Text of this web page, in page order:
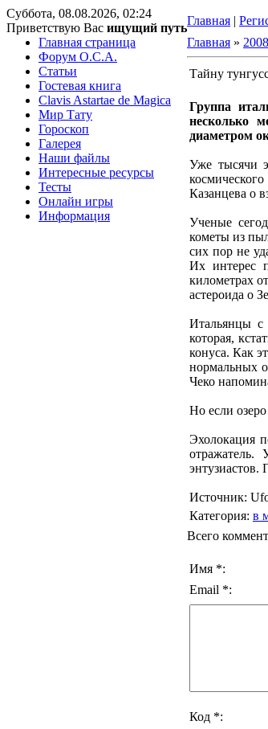
Суббота, 08.08.2026, 02:24
Приветствую Вас ищущий путь
Главная |
Главная страница
Форум O.C.A.
Статьи
Гостевая книга
Clavis Astartae de Magica
Мир Тату
Гороскоп
Галерея
Наши файлы
Интересные ресурсы
Тесты
Онлайн игры
Информация
Главная » 2008
Тайну
Группа
несколько
диаметром
Уже тысячи
Казанцева о
Ученые
кометы из
сих пор не
Их интерес
километрах
астероида о
Итальянцы с
которая,
конуса. Как
нормальных
Чеко
Но если
Эхолокация
отражатель.
энтузиастов.
Источник:
Категория: в
Всего
Имя *:
Email *:
Код *: